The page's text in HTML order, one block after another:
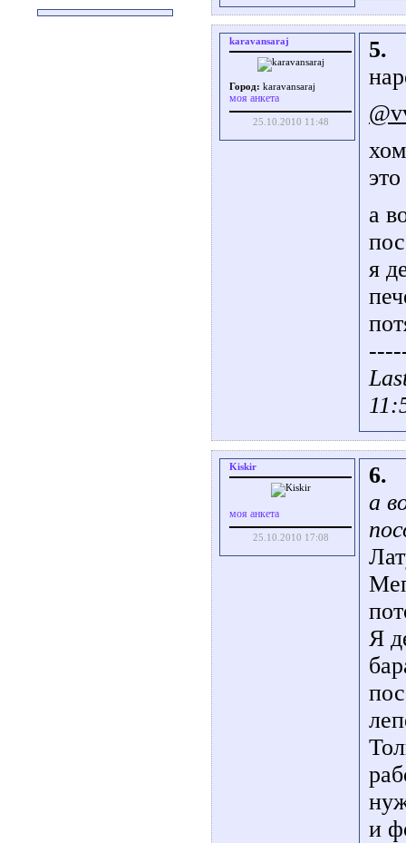
karavansaraj
Город: karavansaraj
моя анкета
25.10.2010 11:48
5.
а
я
Kiskir
моя анкета
25.10.2010 17:08
6.
а
Я
и